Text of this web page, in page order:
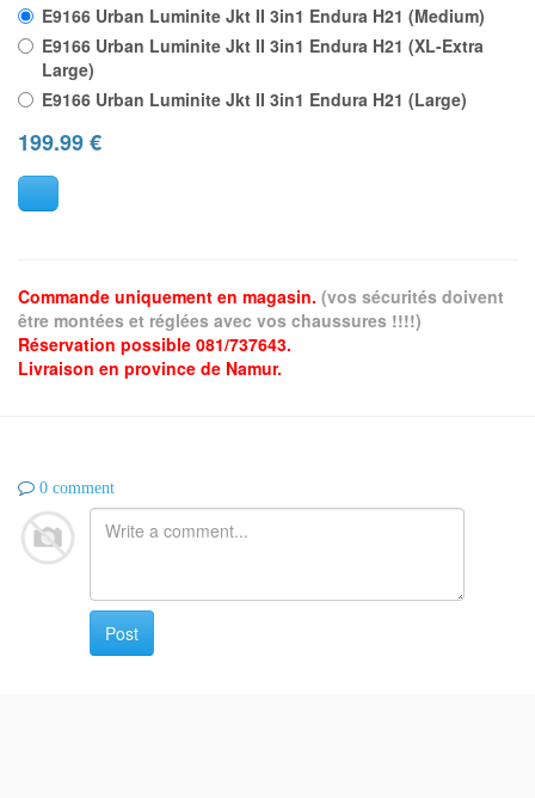
E9166 Urban Luminite Jkt II 3in1 Endura H21 (Medium)
E9166 Urban Luminite Jkt II 3in1 Endura H21 (XL-Extra
Large)
E9166 Urban Luminite Jkt II 3in1 Endura H21 (Large)
199.99€
Commande uniquement en magasin. (vos sécurités doivent
être montées et réglées avec vos chaussures !!!!)
Réservation possible 081/737643.
Livraison en province de Namur.
0 comment
Post